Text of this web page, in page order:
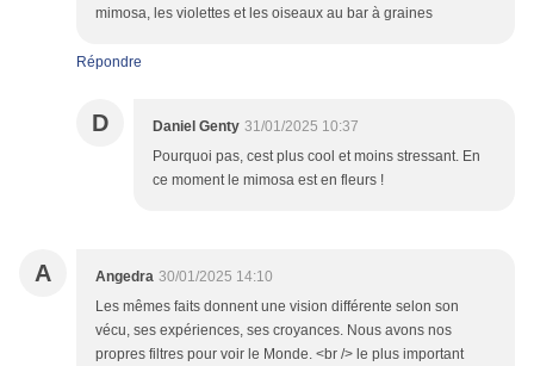
mimosa, les violettes et les oiseaux au bar à graines
Répondre
D Daniel Genty 31/01/2025 10:37
Pourquoi pas, cest plus cool et moins stressant. En
ce moment le mimosa est en fleurs !
A Angedra 30/01/2025 14:10
Les mêmes faits donnent une vision différente selon son
vécu, ses expériences, ses croyances. Nous avons nos
propres filtres pour voir le Monde. <br /> le plus important